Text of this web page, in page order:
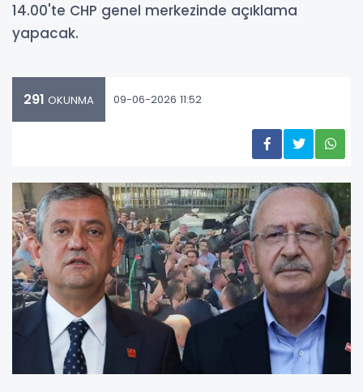
14.00'te CHP genel merkezinde açıklama
yapacak.
291 OKUNMA 09-06-2026 11:52